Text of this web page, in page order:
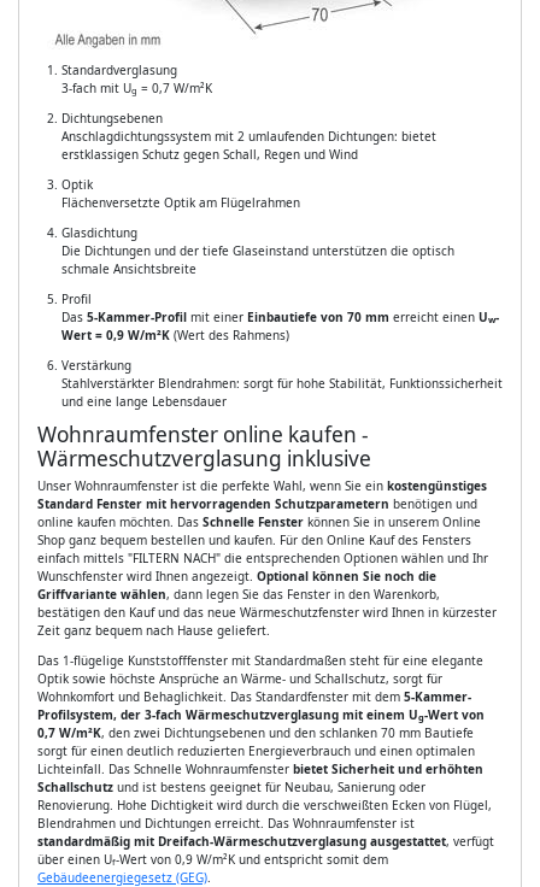
Standardverglasung
3-fach mit Ug = 0,7 W/m²K
Dichtungsebenen
Anschlagdichtungssystem mit 2 umlaufenden Dichtungen: bietet
erstklassigen Schutz gegen Schall, Regen und Wind
Optik
Flächenversetzte Optik am Flügelrahmen
Glasdichtung
Die Dichtungen und der tiefe Glaseinstand unterstützen die optisch
schmale Ansichtsbreite
Profil
Das 5-Kammer-Profil mit einer Einbautiefe von 70 mm erreicht einen Uw-
Wert = 0,9 W/m²K (Wert des Rahmens)
Verstärkung
Stahlverstärkter Blendrahmen: sorgt für hohe Stabilität, Funktionssicherheit
und eine lange Lebensdauer
Wohnraumfenster online kaufen -
Wärmeschutzverglasung inklusive
Unser Wohnraumfenster ist die perfekte Wahl, wenn Sie ein kostengünstiges
Standard Fenster mit hervorragenden Schutzparametern benötigen und
online kaufen möchten. Das Schnelle Fenster können Sie in unserem Online
Shop ganz bequem bestellen und kaufen. Für den Online Kauf des Fensters
einfach mittels "FILTERN NACH" die entsprechenden Optionen wählen und Ihr
Wunschfenster wird Ihnen angezeigt. Optional können Sie noch die
Griffvariante wählen, dann legen Sie das Fenster in den Warenkorb,
bestätigen den Kauf und das neue Wärmeschutzfenster wird Ihnen in kürzester
Zeit ganz bequem nach Hause geliefert.
Das 1-flügelige Kunststofffenster mit Standardmaßen steht für eine elegante
Optik sowie höchste Ansprüche an Wärme- und Schallschutz, sorgt für
Wohnkomfort und Behaglichkeit. Das Standardfenster mit dem 5-Kammer-
Profilsystem, der 3-fach Wärmeschutzverglasung mit einem Ug-Wert von
0,7 W/m²K, den zwei Dichtungsebenen und den schlanken 70 mm Bautiefe
sorgt für einen deutlich reduzierten Energieverbrauch und einen optimalen
Lichteinfall. Das Schnelle Wohnraumfenster bietet Sicherheit und erhöhten
Schallschutz und ist bestens geeignet für Neubau, Sanierung oder
Renovierung. Hohe Dichtigkeit wird durch die verschweißten Ecken von Flügel,
Blendrahmen und Dichtungen erreicht. Das Wohnraumfenster ist
standardmäßig mit Dreifach-Wärmeschutzverglasung ausgestattet, verfügt
über einen Uf-Wert von 0,9 W/m²K und entspricht somit dem
Gebäudeenergiegesetz (GEG)